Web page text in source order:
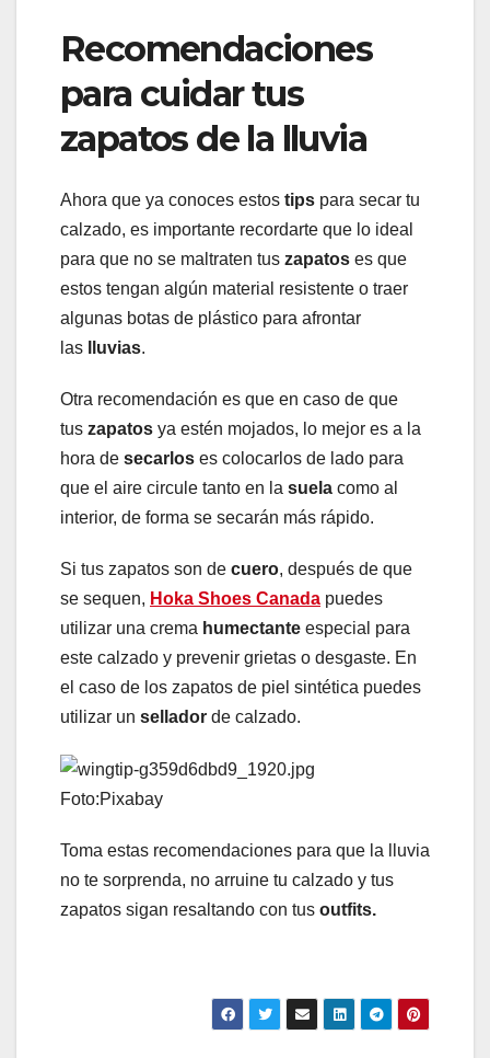
Recomendaciones
para cuidar tus
zapatos de la lluvia
Ahora que ya conoces estos tips para secar tu
calzado, es importante recordarte que lo ideal
para que no se maltraten tus zapatos es que
estos tengan algún material resistente o traer
algunas botas de plástico para afrontar
las
lluvias.
Otra recomendación es que en caso de que
tus zapatos ya estén mojados, lo mejor es a la
hora de secarlos es colocarlos de lado para
que el aire circule tanto en la suela como al
interior, de forma se secarán más rápido.
Si tus zapatos son de cuero, después de que
se sequen, Hoka Shoes Canada puedes
utilizar una crema humectante especial para
este calzado y prevenir grietas o desgaste. En
el caso de los zapatos de piel sintética puedes
utilizar un sellador de calzado.
Foto:Pixabay
Toma estas recomendaciones para que la lluvia
no te sorprenda, no arruine tu calzado y tus
zapatos sigan resaltando con tus outfits.